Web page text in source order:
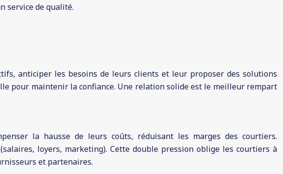
service de qualité.
anticiper les besoins de leurs clients et leur proposer des solutions
pour maintenir la confiance. Une relation solide est le meilleur rempart
la hausse de leurs coûts, réduisant les marges des courtiers.
loyers, marketing). Cette double pression oblige les courtiers à
et partenaires.